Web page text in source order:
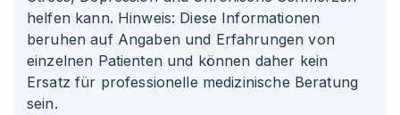
helfen kann. Hinweis: Diese Informationen
beruhen auf Angaben und Erfahrungen von
einzelnen Patienten und können daher kein
Ersatz für professionelle medizinische Beratung
sein.